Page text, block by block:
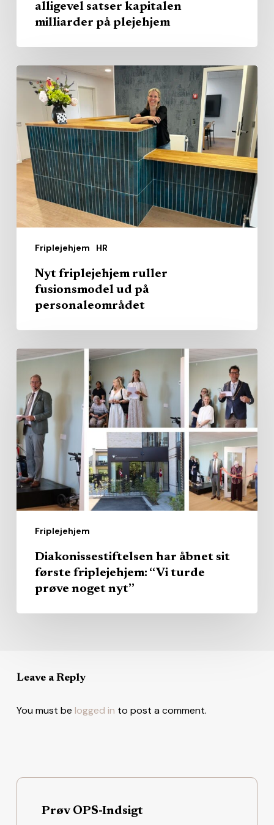
alligevel satser kapitalen
milliarder på plejehjem
Friplejehjem HR
Nyt
friplejehjem
fusionsmodel
på
personaleområdet
Nyt friplejehjem ruller
fusionsmodel ud på
personaleområdet
Friplejehjem
Diakonissestiftelsen
åbnet
sit
første
friplejehjem:
“Vi
turde
Diakonissestiftelsen har åbnet sit
første friplejehjem: “Vi turde
prøve noget nyt”
Leave a Reply
You must be logged in to post a comment.
Prøv OPS-Indsigt